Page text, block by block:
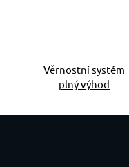
Věrnostní systém
plný výhod